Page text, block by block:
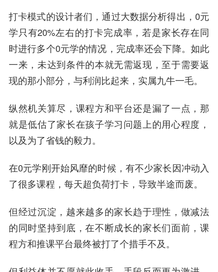
打卡模式的设计者们，通过大数据分析得出，0元
学只有20%左右的打卡完成率，若是家长存在同
时进行多个0元学的情况，完成率还会下降。如此
一来，未达到条件的本就无需返现，至于需要返
现的那小部分，与利润比起来，实属九牛一毛。
纵然机关算尽，课程方和平台还是漏了一点，那
就是低估了家长在孩子学习问题上的用心程度，
以及为了省钱的毅力。
在0元学刚开始风靡的时候，有不少家长因冲动入
了很多课程，每天超负荷打卡，导致半途而废。
但经过沉淀，越来越多的家长趋于理性，做减法
的同时坚持到底，在不断成长的家长们面前，课
程方和推课平台最终被打了个措手不及。